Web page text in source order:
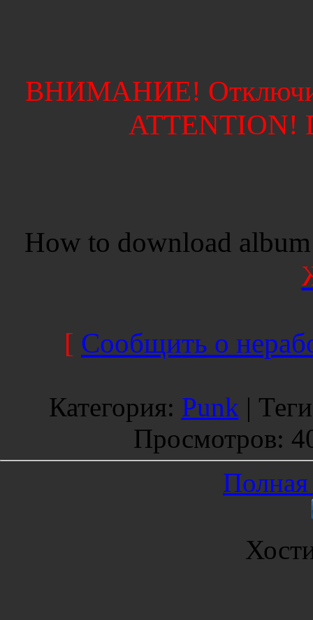
ВНИМАНИЕ!
ATTENTION!
How to download
[ Сообщить о
Категория: Punk | Теги
Просмотров:
Полная